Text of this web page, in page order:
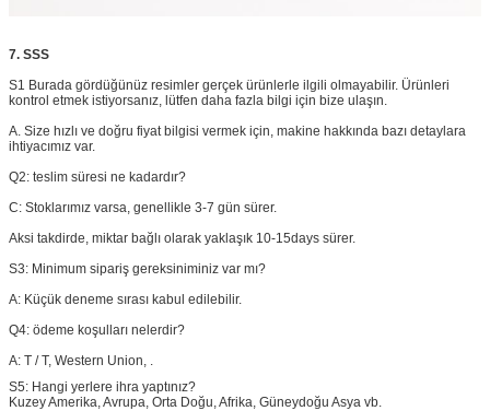
7. SSS
S1 Burada gördüğünüz resimler gerçek ürünlerle ilgili olmayabilir. Ürünleri
kontrol etmek istiyorsanız, lütfen daha fazla bilgi için bize ulaşın.
A. Size hızlı ve doğru fiyat bilgisi vermek için, makine hakkında bazı detaylara
ihtiyacımız var.
Q2: teslim süresi ne kadardır?
C: Stoklarımız varsa, genellikle 3-7 gün sürer.
Aksi takdirde, miktar bağlı olarak yaklaşık 10-15days sürer.
S3: Minimum sipariş gereksiniminiz var mı?
A: Küçük deneme sırası kabul edilebilir.
Q4: ödeme koşulları nelerdir?
A: T / T, Western Union, .
S5: Hangi yerlere ihra yaptınız?
Kuzey Amerika, Avrupa, Orta Doğu, Afrika, Güneydoğu Asya vb.